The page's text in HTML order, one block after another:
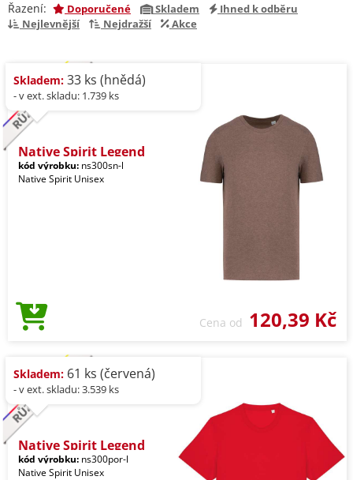
Řazení: Doporučené Skladem
Ihned k odběru
Nejlevnější
Nejdražší Akce
Skladem: 33 ks (hnědá)
- v ext. skladu: 1.739 ks
Native Spirit Legend
kód výrobku: ns300sn-l
Native Spirit Unisex
Cena od 120,39 Kč
Skladem: 61 ks (červená)
- v ext. skladu: 3.539 ks
Native Spirit Legend
kód výrobku: ns300por-l
Native Spirit Unisex